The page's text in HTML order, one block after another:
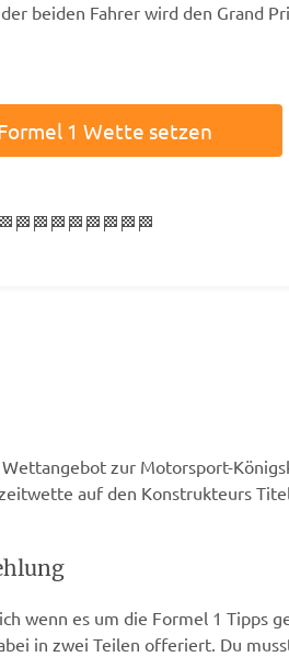
beiden Fahrer wird den Grand
1 Wette setzen
zur Motorsport-
auf den Konstrukteurs
wenn es um die Formel 1 Tipps
in zwei Teilen offeriert. Du